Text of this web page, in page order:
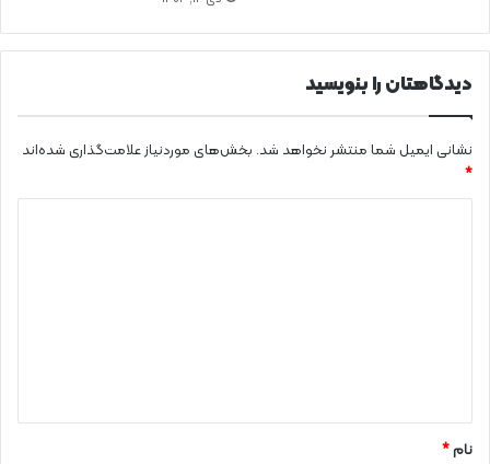
ن
دیدگاهتان را بنویسید
نشانی ایمیل شما منتشر نخواهد شد. بخش‌های موردنیاز علامت‌گذاری شده‌اند
*
نام*